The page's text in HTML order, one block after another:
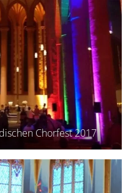
Chorfest 2017